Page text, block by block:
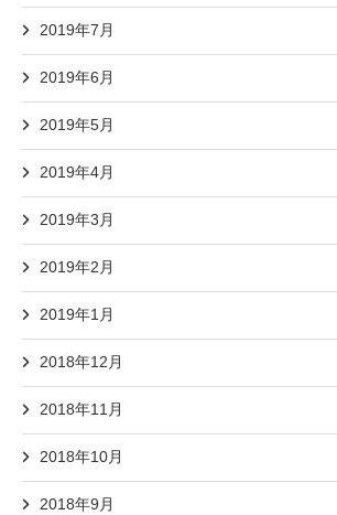
2019年7月
2019年6月
2019年5月
2019年4月
2019年3月
2019年2月
2019年1月
2018年12月
2018年11月
2018年10月
2018年9月